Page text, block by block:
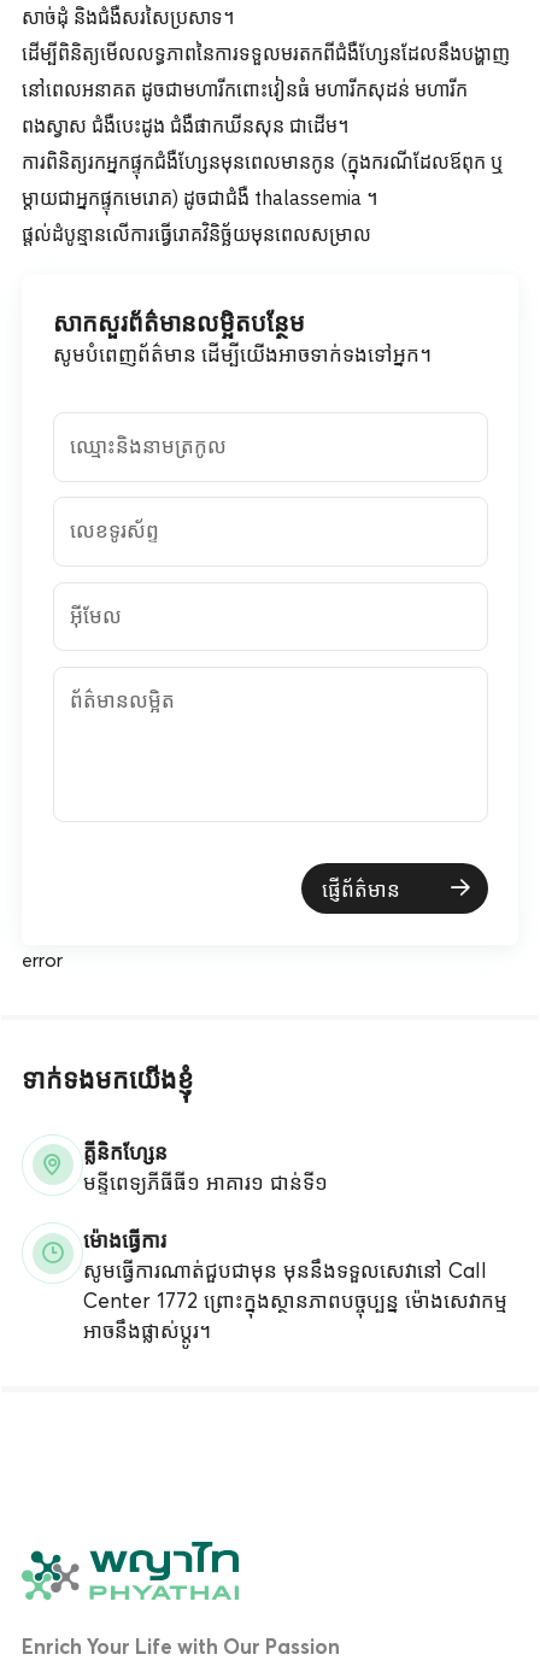
សាច់ដុំ និងជំងឺសរសៃប្រសាទ។
ដើម្បីពិនិត្យមើលលទ្ធភាពនៃការទទួលមរតកពីជំងឺហ្សែនដែលនឹងបង្ហាញ
នៅពេលអនាគត ដូចជាមហារីកពោះវៀនធំ មហារីកសុដន់ មហារីក
ពងស្វាស ជំងឺបេះដូង ជំងឺផាកឃីនសុន ជាដើម។
ការពិនិត្យរកអ្នកផ្ទុកជំងឺហ្សែនមុនពេលមានកូន (ក្នុងករណីដែលឪពុក ឬ
ម្តាយជាអ្នកផ្ទុកមេរោគ) ដូចជាជំងឺ thalassemia ។
ផ្តល់ដំបូន្មានលើការធ្វើរោគវិនិច្ឆ័យមុនពេលសម្រាល
សាកសួរព័ត៌មានលម្អិតបន្ថែម
សូមបំពេញព័ត៌មាន ដើម្បីយើងអាចទាក់ទងទៅអ្នក។
ឈ្មោះនិងនាមត្រកូល
លេខទូរស័ព្ទ
អ៊ីមែល
ព័ត៌មានលម្អិត
ផ្ញើព័ត៌មាន
error
ទាក់ទងមកយើងខ្ញុំ
គ្លីនិកហ្សែន
មន្ទីពេទ្យភីធីធី១ អាគារ១ ជាន់ទី១
ម៉ោងធ្វើការ
សូមធ្វើការណាត់ជួបជាមុន មុននឹងទទួលសេវានៅ Call
Center 1772 ព្រោះក្នុងស្ថានភាពបច្ចុប្បន្ន ម៉ោងសេវាកម្ម
អាចនឹងផ្លាស់ប្តូរ។
Enrich Your Life with Our Passion